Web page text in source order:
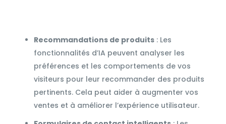
Recommandations de produits: Les
fonctionnalités d’IA peuvent analyser les
préférences et les comportements de vos
visiteurs pour leur recommander des produits
pertinents. Cela peut aider à augmenter vos
ventes et à améliorer l’expérience utilisateur.